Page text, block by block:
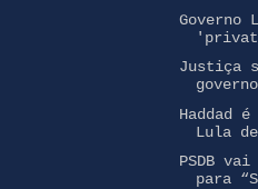
Governo
Justiça
Haddad
Lula
PSDB
para